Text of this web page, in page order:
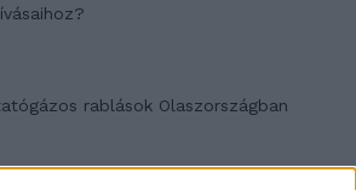
rablások Olaszországban